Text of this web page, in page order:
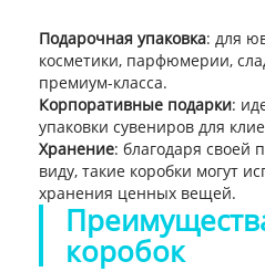
Подарочная упаковка: для
косметики, парфюмерии,
премиум-класса.
Корпоративные подарки:
упаковки сувениров для
Хранение: благодаря своей
виду, такие коробки могут
хранения ценных вещей.
коробок